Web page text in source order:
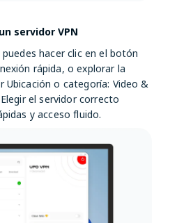
servidor VPN
hacer clic en el botón
rápida, o explorar la
Ubicación o categoría: Video &
el servidor correcto
y acceso fluido.